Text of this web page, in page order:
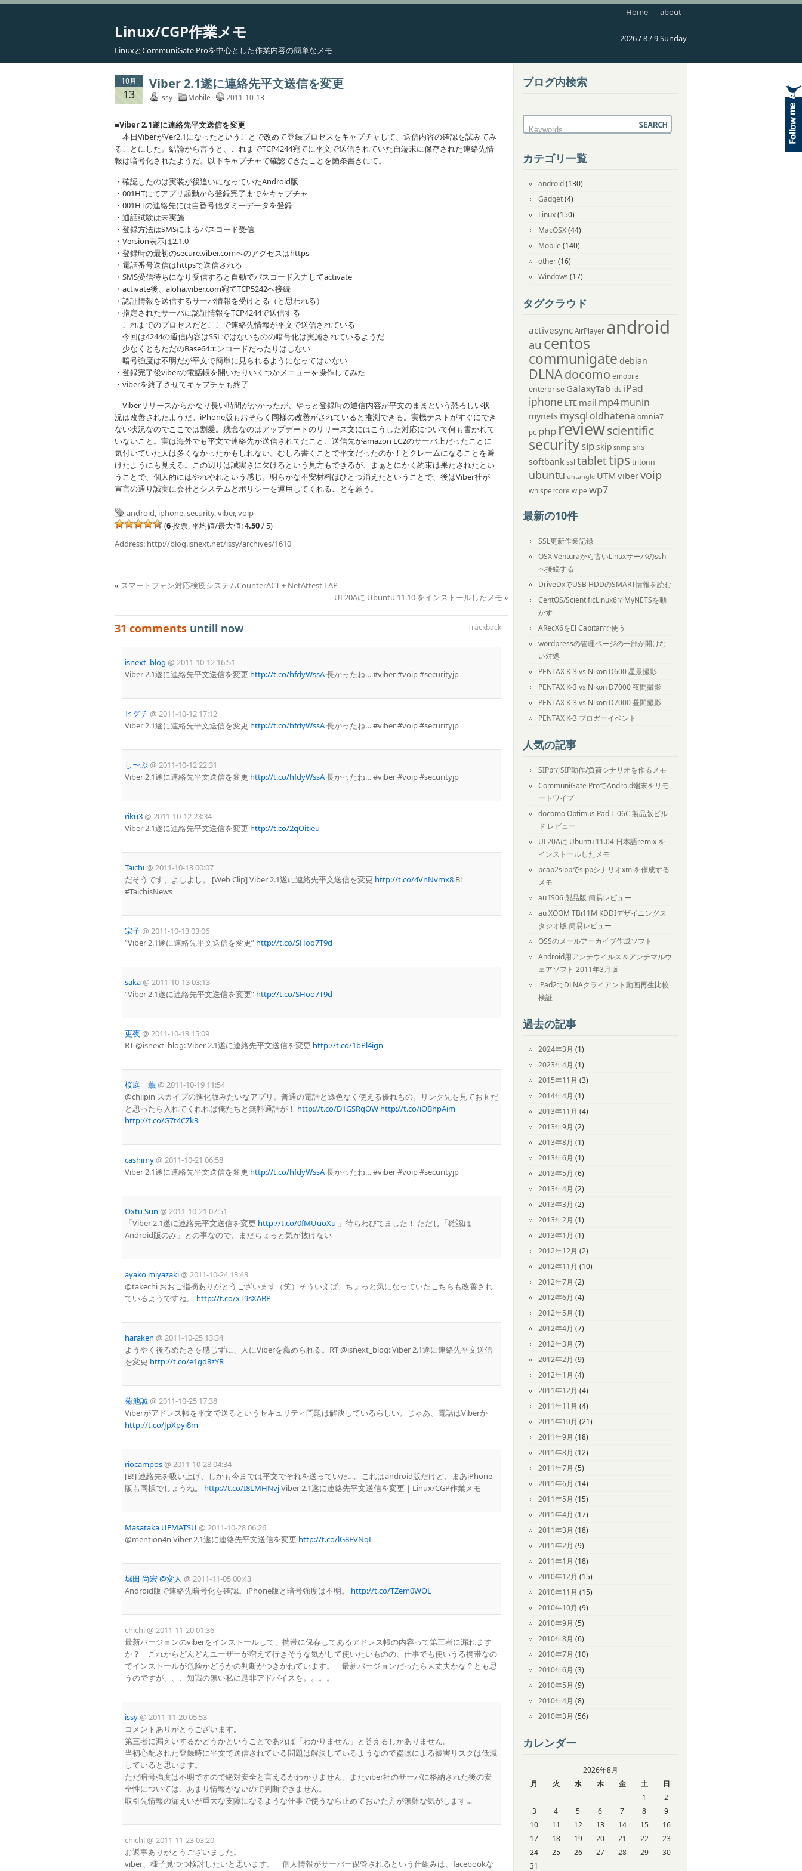
Linux/CGP作業メモ
LinuxとCommuniGate Proを中心とした作業内容の簡単なメモ
Home about
2026 / 8 / 9 Sunday
10月
13
Viber 2.1遂に連絡先平文送信を変更
issy Mobile 2011-10-13
■Viber 2.1遂に連絡先平文送信を変更
本日ViberがVer2.1になったということで改めて登録プロセスをキャプチャして、送信内容の確認を試みてみ
ることにした。結論から言うと、これまでTCP4244宛てに平文で送信されていた自端末に保存された連絡先情
報は暗号化されたようだ。以下キャプチャで確認できたことを箇条書きにて。
・確認したのは実装が後追いになっていたAndroid版
・001HTにてアプリ起動から登録完了までをキャプチャ
・001HTの連絡先には自番号他ダミーデータを登録
・通話試験は未実施
・登録方法はSMSによるパスコード受信
・Version表示は2.1.0
・登録時の最初のsecure.viber.comへのアクセスはhttps
・電話番号送信はhttpsで送信される
・SMS受信待ちになり受信すると自動でパスコード入力してactivate
・activate後、aloha.viber.com宛てTCP5242へ接続
・認証情報を送信するサーバ情報を受けとる（と思われる）
・指定されたサーバに認証情報をTCP4244で送信する
これまでのプロセスだとここで連絡先情報が平文で送信されている
今回は4244の通信内容はSSLではないものの暗号化は実施されているようだ
少なくともただのBase64エンコードだったりはしない
暗号強度は不明だが平文で簡単に見られるようになってはいない
・登録完了後viberの電話帳を開いたりいくつかメニューを操作してみた
・viberを終了させてキャプチャも終了
Viberリリースからかなり長い時間がかかったが、やっと登録時の通信内容が平文のままという恐ろしい状
況は改善されたようだ。iPhone版もおそらく同様の改善がされていると推測できる。実機テストがすぐにでき
ない状況なのでここでは割愛。残念なのはアップデートのリリース文にはこうした対応について何も書かれて
いないこと。実は海外でも平文で連絡先が送信されてたこと、送信先がamazon EC2のサーバ上だったことに
気付いていた人は多くなかったかもしれない。むしろ書くことで平文だったのか！とクレームになることを避
けたようにも見える。この辺りは誠実さに欠けるという見方もできるが、まぁとにかく約束は果たされたとい
うことで、個人的にはやれやれという感じ。明らかな不安材料はひとつ消えたということで、後はViber社が
宣言の通り誠実に会社とシステムとポリシーを運用してくれることを願う。
android, iphone,security,viber,voip
(6投票, 平均値/最大値:4.50/ 5)
Address: http://blog.isnext.net/issy/archives/1610
« スマートフォン対応検疫システムCounterACT + NetAttest LAP
UL20Aに Ubuntu 11.10 をインストールしたメモ »
Trackback
31 comments untill now
isnext_blog @ 2011-10-12 16:51
Viber 2.1遂に連絡先平文送信を変更 http://t.co/hfdyWssA長かったね… #viber #voip #securityjp
ヒグチ @ 2011-10-12 17:12
Viber 2.1遂に連絡先平文送信を変更 http://t.co/hfdyWssA長かったね… #viber #voip #securityjp
し〜ぷ @ 2011-10-12 22:31
Viber 2.1遂に連絡先平文送信を変更 http://t.co/hfdyWssA長かったね… #viber #voip #securityjp
riku3 @ 2011-10-12 23:34
Viber 2.1遂に連絡先平文送信を変更 http://t.co/2qOitieu
Taichi @ 2011-10-13 00:07
だそうです、よしよし。 [Web Clip] Viber 2.1遂に連絡先平文送信を変更 http://t.co/4VnNvmx8 B!
#TaichisNews
宗子 @ 2011-10-13 03:06
“Viber 2.1遂に連絡先平文送信を変更” http://t.co/SHoo7T9d
saka @ 2011-10-13 03:13
“Viber 2.1遂に連絡先平文送信を変更” http://t.co/SHoo7T9d
更夜 @ 2011-10-13 15:09
RT @isnext_blog: Viber 2.1遂に連絡先平文送信を変更 http://t.co/1bPl4ign
桜庭 薫 @ 2011-10-19 11:54
@chiipin スカイプの進化版みたいなアプリ。普通の電話と遜色なく使える優れもの。リンク先を見ておｋだ
と思ったら入れてくれれば俺たちと無料通話が！ http://t.co/D1GSRqOW http://t.co/iOBhpAim
http://t.co/G7t4CZk3
cashimy @ 2011-10-21 06:58
Viber 2.1遂に連絡先平文送信を変更 http://t.co/hfdyWssA長かったね… #viber #voip #securityjp
Oxtu Sun @ 2011-10-21 07:51
「Viber 2.1遂に連絡先平文送信を変更 http://t.co/0fMUuoXu 」待ちわびてました！ ただし「確認は
Android版のみ」との事なので、まだちょっと気が抜けない
ayako miyazaki @ 2011-10-24 13:43
@takechi おおご指摘ありがとうございます（笑）そういえば、ちょっと気になっていたこちらも改善され
ているようですね。 http://t.co/xT9sXABP
haraken @ 2011-10-25 13:34
ようやく後ろめたさを感じずに、人にViberを薦められる。RT @isnext_blog: Viber 2.1遂に連絡先平文送信
を変更 http://t.co/e1gd8zYR
菊池誠 @ 2011-10-25 17:38
Viberがアドレス帳を平文で送るというセキュリティ問題は解決しているらしい。じゃあ、電話はViberか
http://t.co/JpXpyi8m
riocampos @ 2011-10-28 04:34
[B!] 連絡先を吸い上げ、しかも今までは平文でそれを送っていた…。これはandroid版だけど、まあiPhone
版も同様でしょうね。 http://t.co/I8LMHNvjViber 2.1遂に連絡先平文送信を変更｜Linux/CGP作業メモ
Masataka UEMATSU @ 2011-10-28 06:26
@mention4n Viber 2.1遂に連絡先平文送信を変更 http://t.co/lG8EVNqL
堀田 尚宏 @変人 @ 2011-11-05 00:43
Android版で連絡先暗号化を確認。iPhone版と暗号強度は不明。 http://t.co/TZem0WOL
chichi @ 2011-11-20 01:36
最新バージョンのviberをインストールして、携帯に保存してあるアドレス帳の内容って第三者に漏れます
か？ これからどんどんユーザーが増えて行きそうな気がして使いたいものの、仕事でも使いうる携帯なの
でインストールが危険かどうかの判断がつきかねています。 最新バージョンだったら大丈夫かな？とも思
うのですが、、、知識の無い私に是非アドバイスを。。。。
issy @ 2011-11-20 05:53
コメントありがとうございます。
第三者に漏えいするかどうかということであれば「わかりません」と答えるしかありません。
当初心配された登録時に平文で送信されている問題は解決しているようなので盗聴による被害リスクは低減
していると思います。
ただ暗号強度は不明ですので絶対安全と言えるかわかりません。またviber社のサーバに格納された後の安
全性については、あまり情報がないので判断できません。
取引先情報の漏えいが重大な支障になるような仕事で使うなら止めておいた方が無難な気がします…
chichi @ 2011-11-23 03:20
お返事ありがとうございました。
viber、様子見つつ検討したいと思います。 個人情報がサーバー保管されるという仕組みは、facebookな
ブログ内検索
カテゴリ一覧
android(130)
Gadget(4)
Linux(150)
MacOSX(44)
Mobile (140)
other(16)
Windows (17)
タグクラウド
activesync AirPlayer android
au centos
communigate debian
DLNAdocomo emobile
enterprise GalaxyTab ids iPad
iphone LTE mail mp4munin
mynets mysql oldhatena omnia7
pc php reviewscientific
securitysipskip snmp sns
softbankssl tablettips tritonn
ubuntu untangle UTM vibervoip
whispercore wipe wp7
最新の10件
SSL更新作業記録
OSX Venturaから古いLinuxサーバのssh
へ接続する
DriveDxでUSB HDDのSMART情報を読む
CentOS/ScientificLinux6でMyNETSを動
かす
ARecX6をEl Capitanで使う
wordpressの管理ページの一部が開けな
い対処
PENTAX K-3 vs Nikon D600 星景撮影
PENTAX K-3 vs Nikon D7000 夜間撮影
PENTAX K-3 vs Nikon D7000 昼間撮影
PENTAX K-3 ブロガーイベント
人気の記事
SIPpでSIP動作/負荷シナリオを作るメモ
CommuniGate ProでAndroid端末をリモ
ートワイプ
docomo Optimus Pad L-06C 製品版ビル
ド レビュー
UL20Aに Ubuntu 11.04 日本語remix を
インストールしたメモ
pcap2sippでsippシナリオxmlを作成する
メモ
au IS06 製品版 簡易レビュー
au XOOM TBi11M KDDIデザイニングス
タジオ版 簡易レビュー
OSSのメールアーカイブ作成ソフト
Android用アンチウイルス＆アンチマルウ
ェアソフト 2011年3月版
iPad2でDLNAクライアント動画再生比較
検証
過去の記事
2024年3月 (1)
2023年4月 (1)
2015年11月 (3)
2014年4月 (1)
2013年11月 (4)
2013年9月 (2)
2013年8月 (1)
2013年6月 (1)
2013年5月 (6)
2013年4月 (2)
2013年3月 (2)
2013年2月 (1)
2013年1月 (1)
2012年12月 (2)
2012年11月 (10)
2012年7月 (2)
2012年6月 (4)
2012年5月 (1)
2012年4月 (7)
2012年3月 (7)
2012年2月 (9)
2012年1月 (4)
2011年12月 (4)
2011年11月 (4)
2011年10月 (21)
2011年9月 (18)
2011年8月 (12)
2011年7月 (5)
2011年6月 (14)
2011年5月 (15)
2011年4月 (17)
2011年3月 (18)
2011年2月 (9)
2011年1月 (18)
2010年12月 (15)
2010年11月 (15)
2010年10月 (9)
2010年9月 (5)
2010年8月 (6)
2010年7月 (10)
2010年6月 (3)
2010年5月 (9)
2010年4月 (8)
2010年3月 (56)
カレンダー
2026年8月
月
火 水 木 金 土
日
1
2
3
4 5 6 7 8
9
10
11 12 13 14 15
16
17
18 19 20 21 22
23
24
25 26 27 28 29
30
31